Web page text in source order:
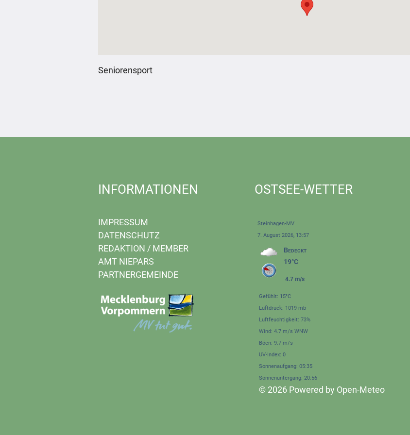
Seniorensport
INFORMATIONEN
IMPRESSUM
DATENSCHUTZ
REDAKTION / MEMBER
AMT NIEPARS
PARTNERGEMEINDE
OSTSEE-WETTER
Steinhagen-MV
7. August 2026, 13:57
Bedeckt
19°C
4.7 m/s
Gefühlt: 15°C
Luftdruck: 1019 mb
Luftfeuchtigkeit: 73%
Wind: 4.7 m/s WNW
Böen: 9.7 m/s
UV-Index: 0
Sonnenaufgang: 05:35
Sonnenuntergang: 20:56
© 2026 Powered by Open-Meteo